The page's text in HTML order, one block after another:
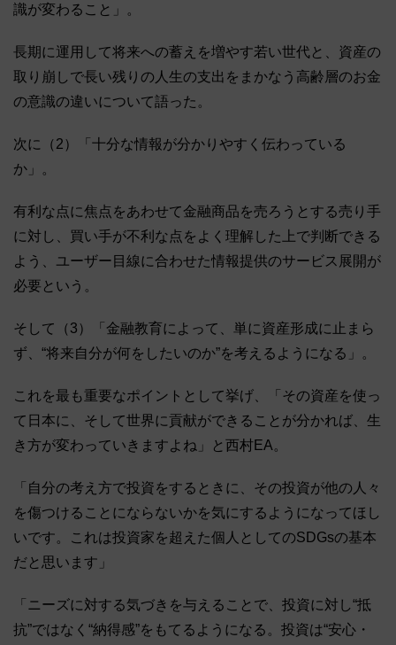
識が変わること」。
長期に運用して将来への蓄えを増やす若い世代と、資産の
取り崩しで長い残りの人生の支出をまかなう高齢層のお金
の意識の違いについて語った。
次に（2）「十分な情報が分かりやすく伝わっている
か」。
有利な点に焦点をあわせて金融商品を売ろうとする売り手
に対し、買い手が不利な点をよく理解した上で判断できる
よう、ユーザー目線に合わせた情報提供のサービス展開が
必要という。
そして（3）「金融教育によって、単に資産形成に止まら
ず、“将来自分が何をしたいのか”を考えるようになる」。
これを最も重要なポイントとして挙げ、「その資産を使っ
て日本に、そして世界に貢献ができることが分かれば、生
き方が変わっていきますよね」と西村EA。
「自分の考え方で投資をするときに、その投資が他の人々
を傷つけることにならないかを気にするようになってほし
いです。これは投資家を超えた個人としてのSDGsの基本
だと思います」
「ニーズに対する気づきを与えることで、投資に対し“抵
抗”ではなく“納得感”をもてるようになる。投資は“安心・